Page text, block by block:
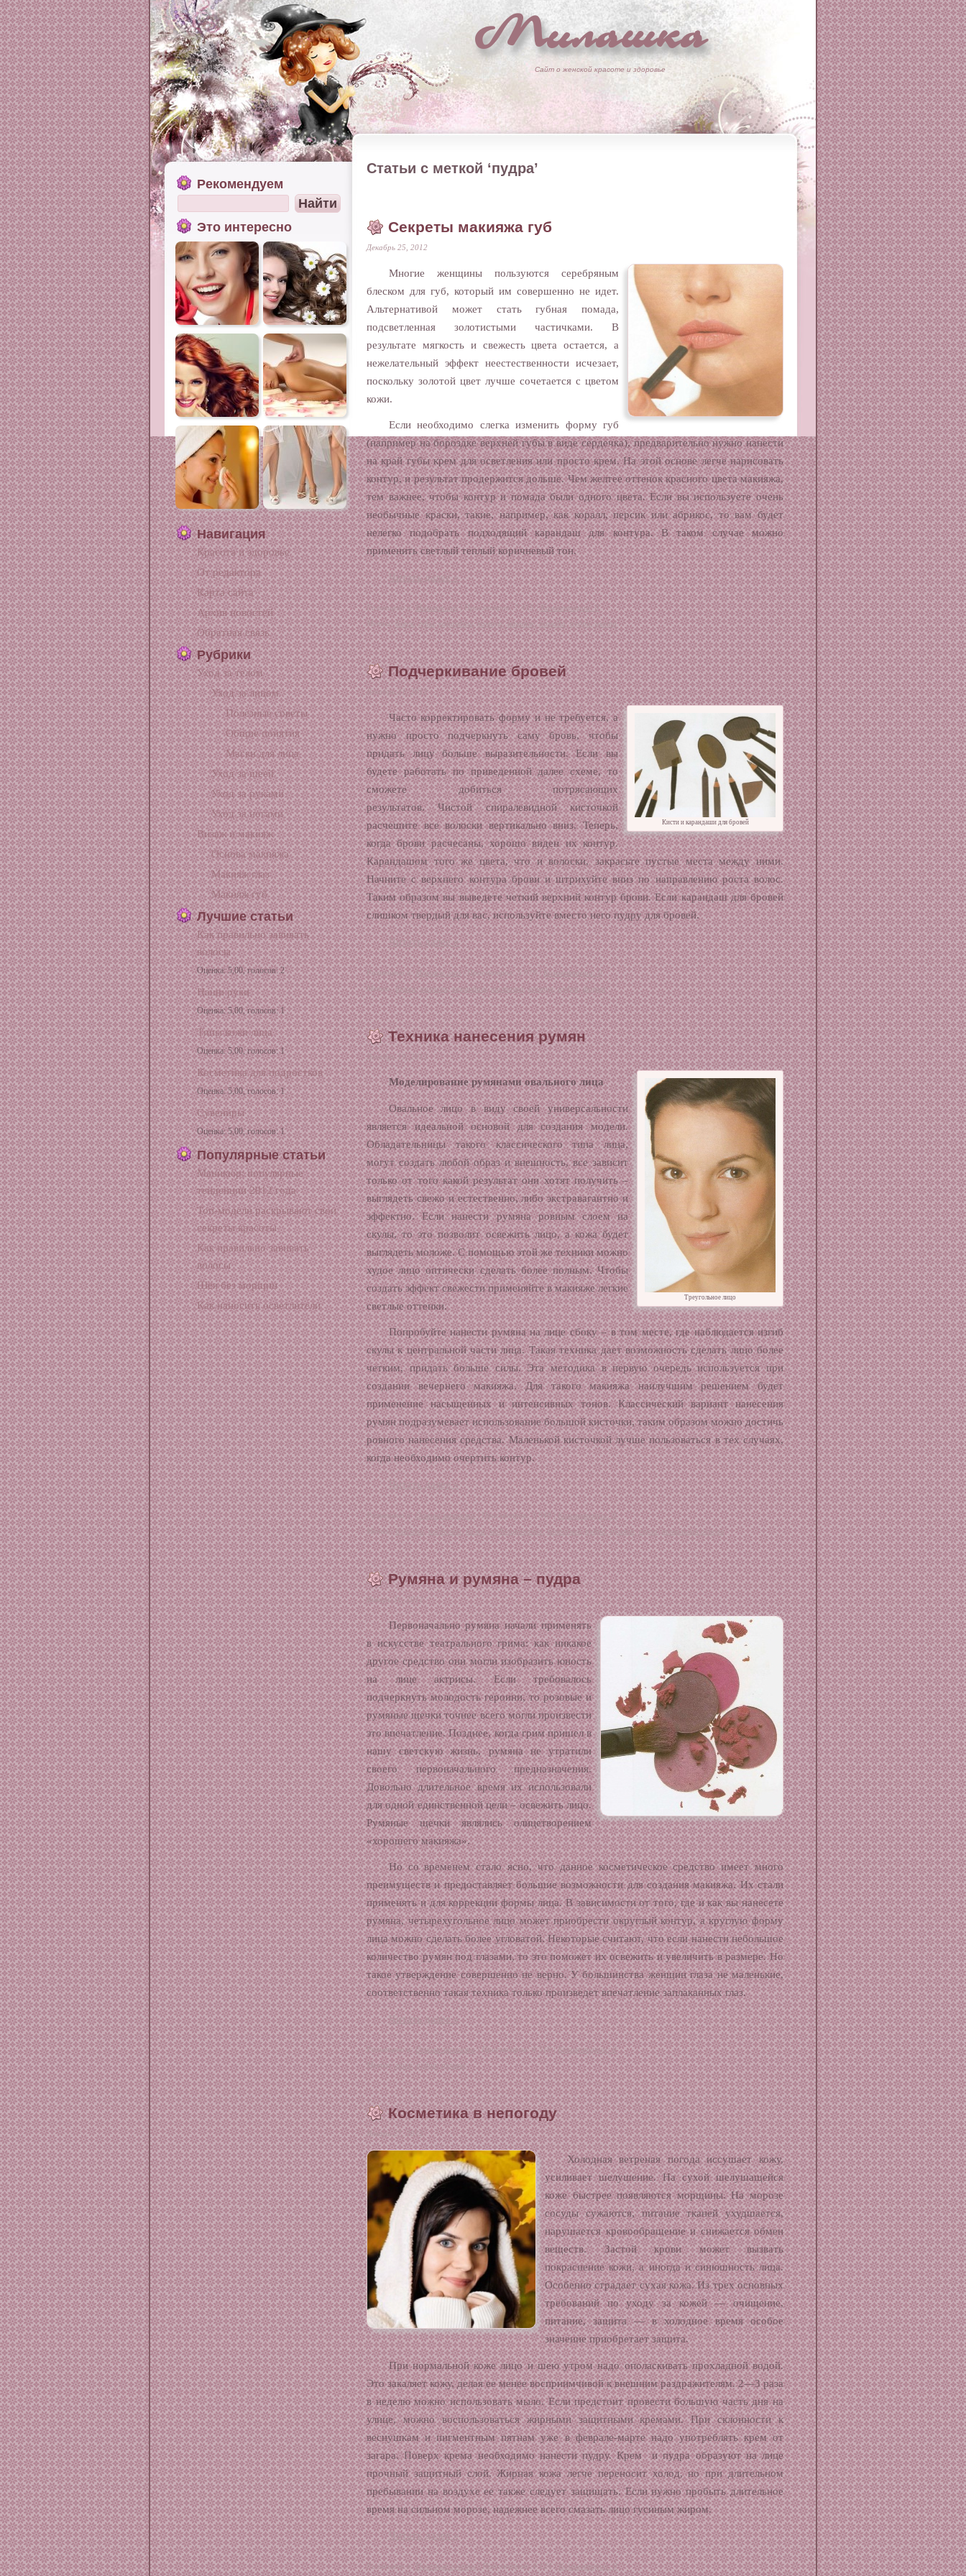
Милашка
Сайт о женской красоте и здоровье
Статьи с меткой ‘пудра’
Секреты макияжа губ
Декабрь 25, 2012
Многие женщины пользуются серебряным
блеском для губ, который им совершенно не идет.
Альтернативой может стать губная помада,
подсветленная золотистыми частичками. В
результате мягкость и свежесть цвета остается, а
нежелательный эффект неестественности исчезает,
поскольку золотой цвет лучше сочетается с цветом
кожи.
Если необходимо слегка изменить форму губ
(например на бороздке верхней губы в виде сердечка), предварительно нужно нанести
на край губы крем для осветления или просто крем. На этой основе легче нарисовать
контур, и результат продержится дольше. Чем желтее оттенок красного цвета макияжа,
тем важнее, чтобы контур и помада были одного цвета. Если вы используете очень
необычные краски, такие, например, как коралл, персик или абрикос, то вам будет
нелегко подобрать подходящий карандаш для контура. В таком случае можно
применить светлый теплый коричневый тон.
Читать далее »
Размещено в:Макияж губ| Просмотров: 7 415 |Комментарии: 0
Метки:блеск,губы,карандаш,контур,макияж,помада,пудра,цвета
Подчеркивание бровей
Декабрь 21, 2012
Кисти и карандаши для бровей
Часто корректировать форму и не требуется, а
нужно просто подчеркнуть саму бровь, чтобы
придать лицу больше выразительности. Если вы
будете работать по приведенной далее схеме, то
сможете добиться потрясающих
результатов. Чистой спиралевидной кисточкой
расчешите все волоски вертикально вниз. Теперь,
когда брови расчесаны, хорошо виден их контур.
Карандашом того же цвета, что и волоски, закрасьте пустые места между ними.
Начните с верхнего контура брови и штрихуйте вниз по направлению роста волос.
Таким образом вы выведете четкий верхний контур брови. Если карандаш для бровей
слишком твердый для вас, используйте вместо него пудру для бровей.
Читать далее »
Размещено в:Макияж глаз| Просмотров: 5 979 |Комментарии: 0
Метки:брови,волосок,карандаш,кисточка,контур,пудра,форма
Техника нанесения румян
Декабрь 19, 2012
Треугольное лицо
Моделирование румянами овального лица
Овальное лицо в виду своей универсальности
является идеальной основой для создания модели.
Обладательницы такого классического типа лица,
могут создать любой образ и внешность, все зависит
только от того какой результат они хотят получить –
выглядеть свежо и естественно, либо экстравагантно и
эффектно. Если нанести румяна ровным слоем на
скулы, то это позволит освежить лицо, а кожа будет
выглядеть моложе. С помощью этой же техники можно
худое лицо оптически сделать более полным. Чтобы
создать эффект свежести применяйте в макияже легкие
светлые оттенки.
Попробуйте нанести румяна на лице сбоку – в том месте, где наблюдается изгиб
скулы к центральной части лица. Такая техника дает возможность сделать лицо более
четким, придать больше силы. Эта методика в первую очередь используется при
создании вечернего макияжа. Для такого макияжа наилучшим решением будет
применение насыщенных и интенсивных тонов. Классический вариант нанесения
румян подразумевает использование большой кисточки, таким образом можно достичь
ровного нанесения средства. Маленькой кисточкой лучше пользоваться в тех случаях,
когда необходимо очертить контур.
Читать далее »
Размещено в:Основа макияжа| Просмотров: 3 948 |Комментарии: 0
Метки:блестки,кисточка,кожа,моделирование,нанесение,пудра,румяна,скула,тональная основа
Румяна и румяна – пудра
Январь 31, 2012
Первоначально румяна начали применять
в искусстве театрального грима: как никакое
другое средство они могли изобразить юность
на лице актрисы. Если требовалось
подчеркнуть молодость героини, то розовые и
румяные щечки точнее всего могли произвести
это впечатление. Позднее, когда грим пришел в
нашу светскую жизнь, румяна не утратили
своего первоначального предназначения.
Довольно длительное время их использовали
для одной единственной цели – освежить лицо.
Румяные щечки являлись олицетворением
«хорошего макияжа».
Но со временем стало ясно, что данное косметическое средство имеет много
преимуществ и предоставляет большие возможности для создания макияжа. Их стали
применять и для коррекции формы лица. В зависимости от того, где и как вы нанесете
румяна, четырехугольное лицо может приобрести округлый контур, а круглую форму
лица можно сделать более угловатой. Некоторые считают, что если нанести небольшое
количество румян под глазами, то это поможет их освежить и увеличить в размере. Но
такое утверждение совершенно не верно. У большинства женщин глаза не маленькие,
соответственно такая техника только произведет впечатление заплаканных глаз.
Читать далее »
Размещено в:Основа макияжа| Просмотров: 4 318 |Комментарии: 0
Метки:грим,пудра,румяна
Косметика в непогоду
Январь 27, 2012
Холодная ветреная погода иссушает кожу,
усиливает шелушение. На сухой шелушащейся
коже быстрее появляются морщины. На морозе
сосуды сужаются, питание тканей ухудшается,
нарушается кровообращение и снижается обмен
веществ. Застой крови может вызвать
покраснение кожи, а иногда и синюшность лица.
Особенно страдает сухая кожа. Из трех основных
требований по уходу за кожей — очищение,
питание, защита — в холодное время особое
значение приобретает защита.
При нормальной коже лицо и шею утром надо ополаскивать прохладной водой.
Это закаляет кожу, делая ее менее восприимчивой к внешним раздражителям. 2—3 раза
в неделю можно использовать мыло. Если предстоит провести большую часть дня на
улице, можно воспользоваться жирными защитными кремами. При склонности к
веснушкам и пигментным пятнам уже в феврале-марте надо употреблять крем от
загара. Поверх крема необходимо нанести пудру. Крем и пудра образуют на лице
прочный защитный слой. Жирная кожа легче переносит холод, но при длительном
пребывании на воздухе ее также следует защищать. Если нужно пробыть длительное
время на сильном морозе, надежнее всего смазать лицо гусиным жиром.
Читать далее »
Размещено в:Полезные советы| Просмотров: 4 124 |Комментарии: 0
Рекомендуем
Это интересно
Навигация
Красота и здоровье
От редактора
Карта сайта
Архив новостей
Обратная связь
Рубрики
Уход за телом
Уход за лицом
Полезные советы
Общие понятия
Маски для лица
Уход за шеей
Уход за руками
Уход за ногами
Визаж и макияж
Основа макияжа
Макияж глаз
Макияж губ
Лучшие статьи
Как правильно завивать
волосы
Оценка: 5,00, голосов: 2
Наши руки
Оценка: 5,00, голосов: 1
Типы кожи лица
Оценка: 5,00, голосов: 1
Косметика для подростков
Оценка: 5,00, голосов: 1
Сувениры
Оценка: 5,00, голосов: 1
Популярные статьи
Маникюр: популярные
тенденции 2012 года
Топ-модели раскрывают свои
секреты красоты
Как правильно завивать
волосы
Шея без морщин
Как наносить осветлители